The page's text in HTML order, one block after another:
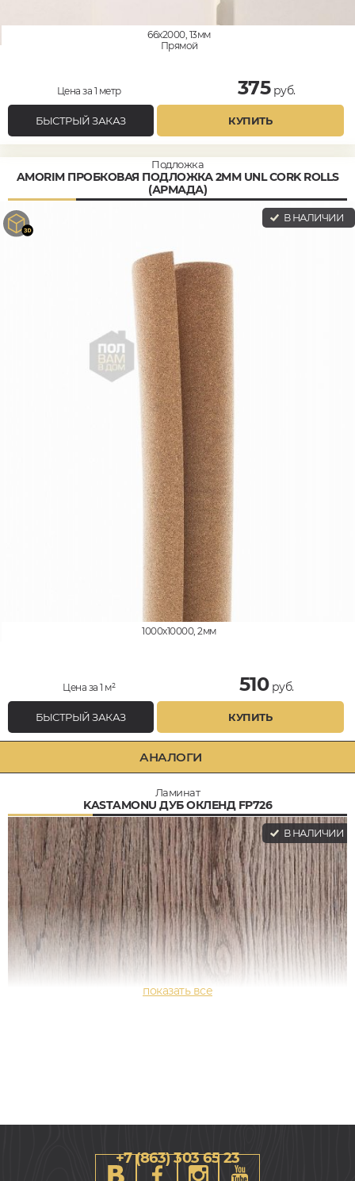
66x2000, 13мм
Прямой
Цена за 1 метр 375руб.
БЫСТРЫЙ ЗАКАЗ КУПИТЬ
Подложка
AMORIM ПРОБКОВАЯ ПОДЛОЖКА 2ММ UNL CORK ROLLS
(АРМАДА)
В НАЛИЧИИ
1000x10000, 2мм
Цена за 1 м² 510руб.
БЫСТРЫЙ ЗАКАЗ КУПИТЬ
АНАЛОГИ
Ламинат
KASTAMONU ДУБ ОКЛЕНД FP726
В НАЛИЧИИ
+7 (863) 303 65 23